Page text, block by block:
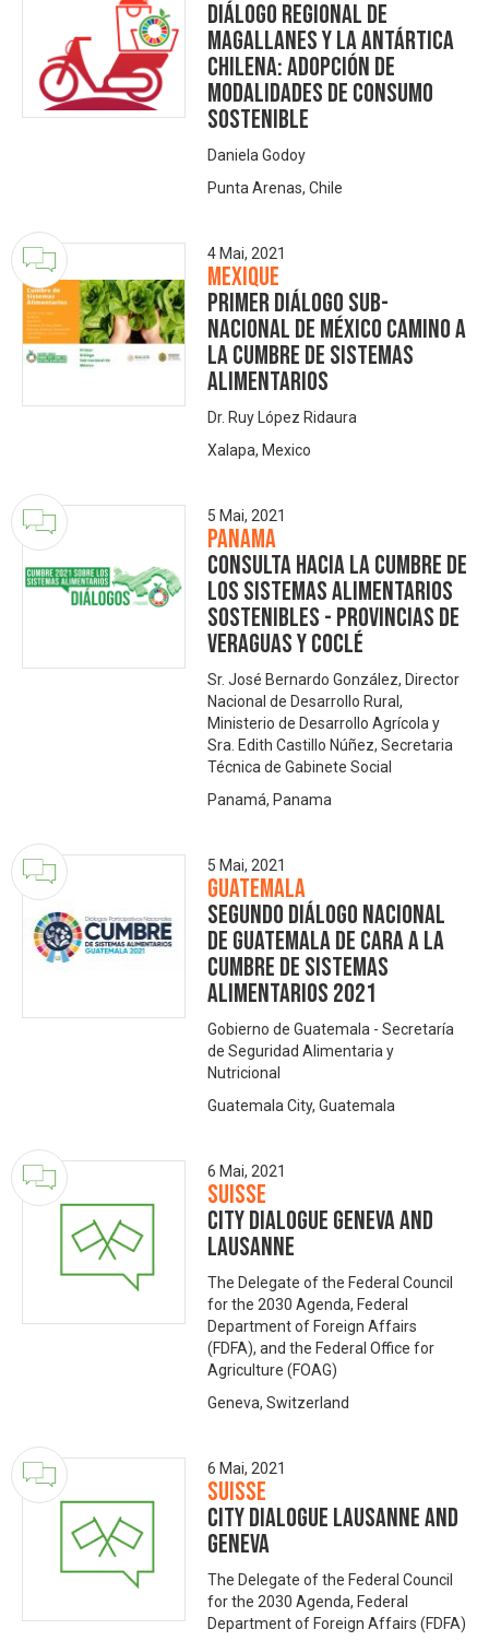
Diálogo Regional de
Magallanes y la Antártica
Chilena: Adopción de
modalidades de consumo
sostenible
Daniela Godoy
Punta Arenas, Chile
4 Mai, 2021
Mexique
Primer Diálogo Sub-
nacional de México camino a
la Cumbre de Sistemas
Alimentarios
Dr. Ruy López Ridaura
Xalapa, Mexico
5 Mai, 2021
Panama
Consulta Hacia la Cumbre de
los Sistemas Alimentarios
Sostenibles - Provincias de
Veraguas y Coclé
Sr. José Bernardo González, Director
Nacional de Desarrollo Rural,
Ministerio de Desarrollo Agrícola y
Sra. Edith Castillo Núñez, Secretaria
Técnica de Gabinete Social
Panamá, Panama
5 Mai, 2021
Guatemala
Segundo Diálogo Nacional
de Guatemala de cara a la
Cumbre de Sistemas
Alimentarios 2021
Gobierno de Guatemala - Secretaría
de Seguridad Alimentaria y
Nutricional
Guatemala City, Guatemala
6 Mai, 2021
Suisse
City Dialogue Geneva and
Lausanne
The Delegate of the Federal Council
for the 2030 Agenda, Federal
Department of Foreign Affairs
(FDFA), and the Federal Office for
Agriculture (FOAG)
Geneva, Switzerland
6 Mai, 2021
Suisse
City Dialogue Lausanne and
Geneva
The Delegate of the Federal Council
for the 2030 Agenda, Federal
Department of Foreign Affairs (FDFA)